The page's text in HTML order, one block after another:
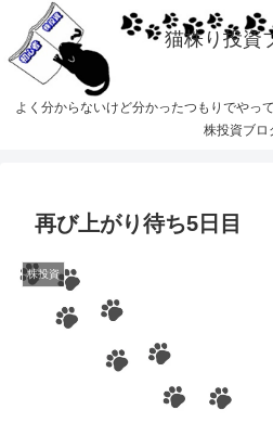
猫株り投資
よく分からないけど分かったつもりでやっ
株投資ブロ
再び上がり待ち5日目
株投資